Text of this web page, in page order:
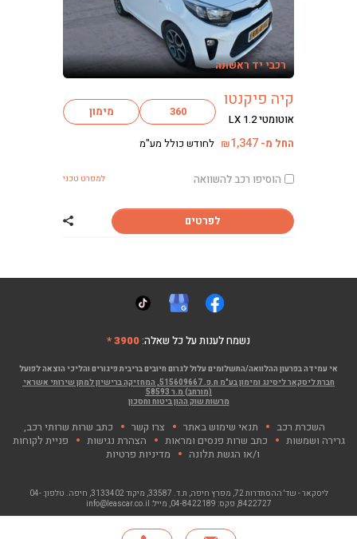
רכבי יד ראשונה
קיה פיקנטו
אוטומטי LX 1.2 360 מימון
החל מ- ₪1,347 לחודש כולל מע"מ
הוסיפו רכב להשוואה למפרט טכני
לפרטים שתף רכב קיה
נשמח לענות על כל שאלה:3900 *
אי עמידה בפרעון ההלוואה/התשלומים עלול לגרום חיובים בריבית פיגורים והליכי הוצאה לפועל
חברת ליסקאר ליסינג ומימון בע"מ ח.פ. 515609667, המחזיקה ברישיון למתן שירותי אשראי
(מורחב) מ.ר 58593
מרשות שוק ההון ביטוח וחסכון
השכרת רכב תנאי שימוש באתר צרו קשר
כתב שרות שרותי רכב,
גרירה ושמשות
כתב שרות פנסים ומראות הצהרת נגישות
פניית לקוחות
ו/או הגשת תלונה
מדיניות פרטיות
ליסקאר - שד' ההסתדרות 72, מפרץ חיפה , ת.ד. 33587, מיקוד 3133402, חיפה. טלפון:
04-
8422727, פקס: 04-8422189, מייל: info@leascar.co.il
© כל הזכויות שמורות לליסקאר בע"מ 2026